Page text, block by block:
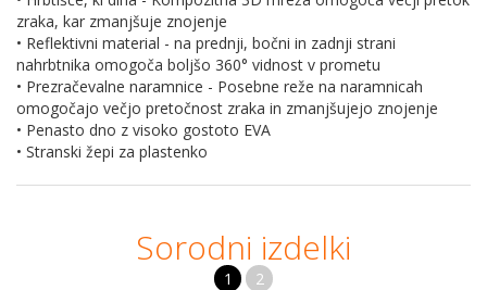
zraka, kar zmanjšuje znojenje
• Reflektivni material - na prednji, bočni in zadnji strani
nahrbtnika omogoča boljšo 360° vidnost v prometu
• Prezračevalne naramnice - Posebne reže na naramnicah
omogočajo večjo pretočnost zraka in zmanjšujejo znojenje
• Penasto dno z visoko gostoto EVA
• Stranski žepi za plastenko
Sorodni izdelki
1 2